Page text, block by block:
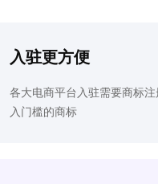
入驻更方便
各大电商平台入驻需要商标
入门槛的商标